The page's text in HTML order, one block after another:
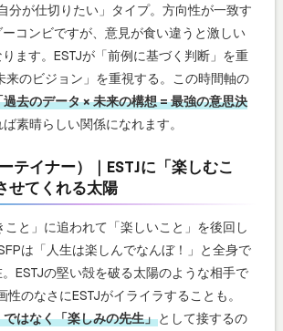
分が仕切りたい」タイプ。方向性が一致す
コンビですが、意見が食い違うと激しい
ます。ESTJが「前例に基づく判断」を重
来のビジョン」を重視する。この時間軸の
過去のデータ × 未来の構想 = 最強の意思決
素晴らしい関係になれます。
テイナー）｜ESTJに「楽しむこ
せてくれる太陽
こと」に追われて「楽しいこと」を後回し
は「人生は楽しんでなんぼ！」と全身で
ESTJの堅い殻を破る太陽のような相手で
性のなさにESTJがイライラすることも。
はなく「楽しみの先生」として接するの